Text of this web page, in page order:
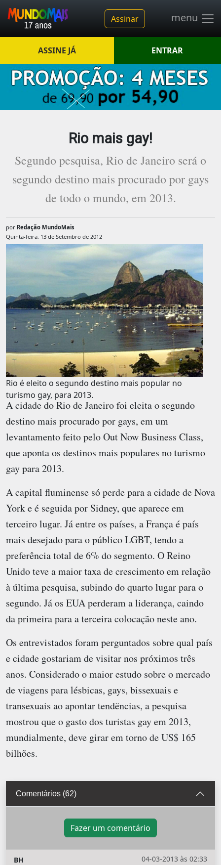
Assinar menu
ASSINE JÁ ENTRAR
Rio mais gay!
Segundo pesquisa, Rio de Janeiro será o
segundo destino mais procurado por gays
de todo o mundo, em 2013.
por Redação MundoMais
Quinta-feira, 13 de Setembro de 2012
Rio é eleito o segundo destino mais popular no
turismo gay, para 2013.
A cidade do Rio de Janeiro foi eleita o segundo
destino mais procurado por gays, em um
levantamento feito pelo Out Now Business Class,
que aponta os destinos mais populares no turismo
gay para 2013.
A capital fluminense só perde para a cidade de Nova
York e é seguida por Sidney, que aparece em
terceiro lugar. Já entre os países, a França é país
mais desejado para o público LGBT, tendo a
preferência total de 6% do segmento. O Reino
Unido teve a maior taxa de crescimento em relação
à última pesquisa, subindo do quarto lugar para o
segundo. Já os EUA perderam a liderança, caindo
da primeira para a terceira colocação neste ano.
Os entrevistados foram perguntados sobre qual país
e cidade gostariam de visitar nos próximos três
anos. Considerado o maior estudo sobre o mercado
de viagens para lésbicas, gays, bissexuais e
transexuais ao apontar tendëncias, a pesquisa
mostrou que o gasto dos turistas gay em 2013,
mundialmente, deve girar em torno de US$ 165
bilhões.
Comentários (62)
Fazer um comentário
04-03-2013 às 02:33
BH